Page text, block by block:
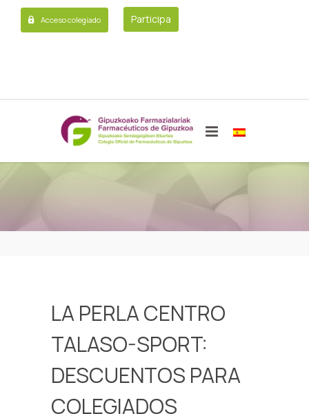
Acceso colegiado Participa
LA PERLA CENTRO
TALASO-SPORT:
DESCUENTOS PARA
COLEGIADOS